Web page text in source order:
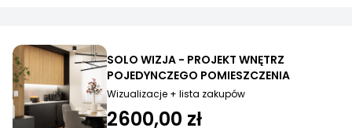
SOLO WIZJA - PROJEKT WNĘTRZ
POJEDYNCZEGO POMIESZCZENIA
Wizualizacje + lista zakupów
2600,00 zł